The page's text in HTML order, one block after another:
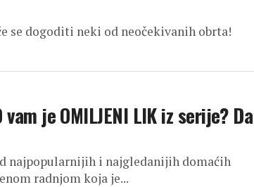
se dogoditi neki od neočekivanih obrta!
vam je OMILJENI LIK iz serije? Da
najpopularnijih i najgledanijih domaćih
radnjom koja je...